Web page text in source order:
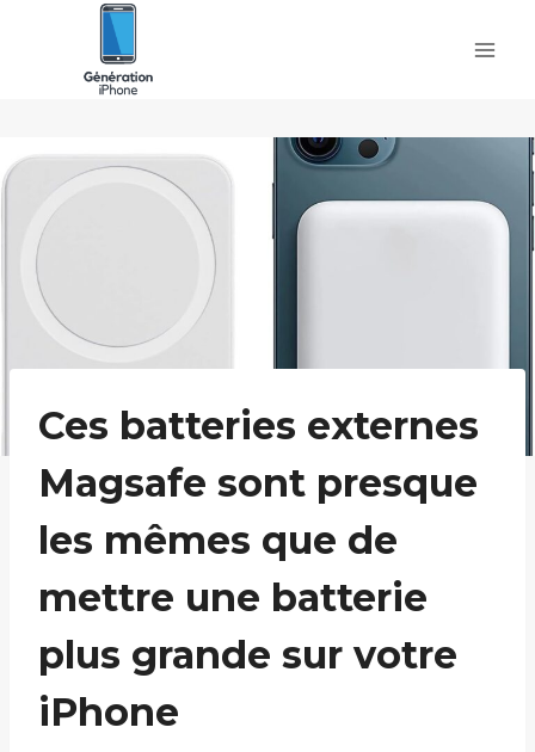
Ces batteries externes
Magsafe sont presque
les mêmes que de
mettre une batterie
plus grande sur votre
iPhone